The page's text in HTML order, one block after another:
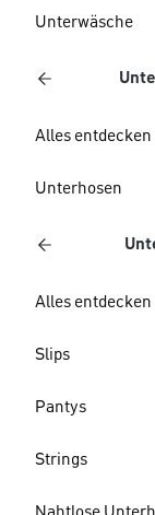
Unterwäsche
Alles entdecken
Unterhosen
Alles entdecken
Slips
Pantys
Strings